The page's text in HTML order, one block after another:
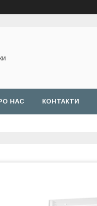
НАС КОНТАКТИ